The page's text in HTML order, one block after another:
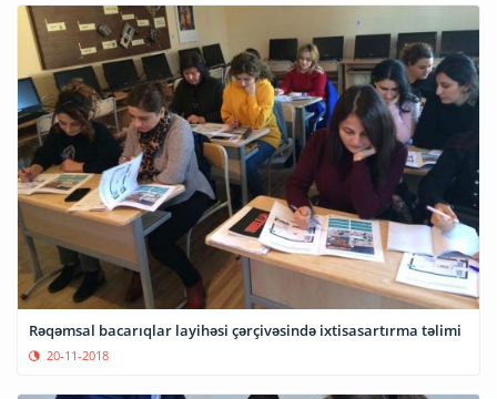
Rəqəmsal bacarıqlar layihəsi çərçivəsində ixtisasartırma təlimi
20-11-2018